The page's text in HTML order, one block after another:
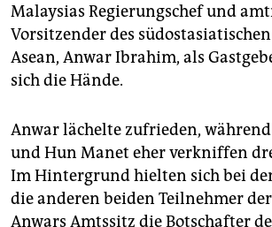
Malaysias Regierungschef und
Vorsitzender des
Asean, Anwar Ibrahim, als
sich die Hände.
Anwar lächelte zufrieden,
und Hun Manet eher verkniffen
Im Hintergrund hielten sich bei
die anderen beiden Teilnehmer
Anwars Amtssitz die Botschafter